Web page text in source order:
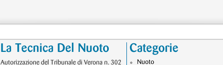
La Tecnica Del Nuoto
Autorizzazione del Tribunale di Verona n. 302
Categorie
Nuoto